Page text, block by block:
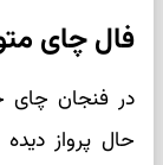
فال چای
در فنجان چای
حال پرواز